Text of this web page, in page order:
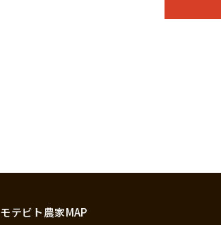
モテビト農家MAP